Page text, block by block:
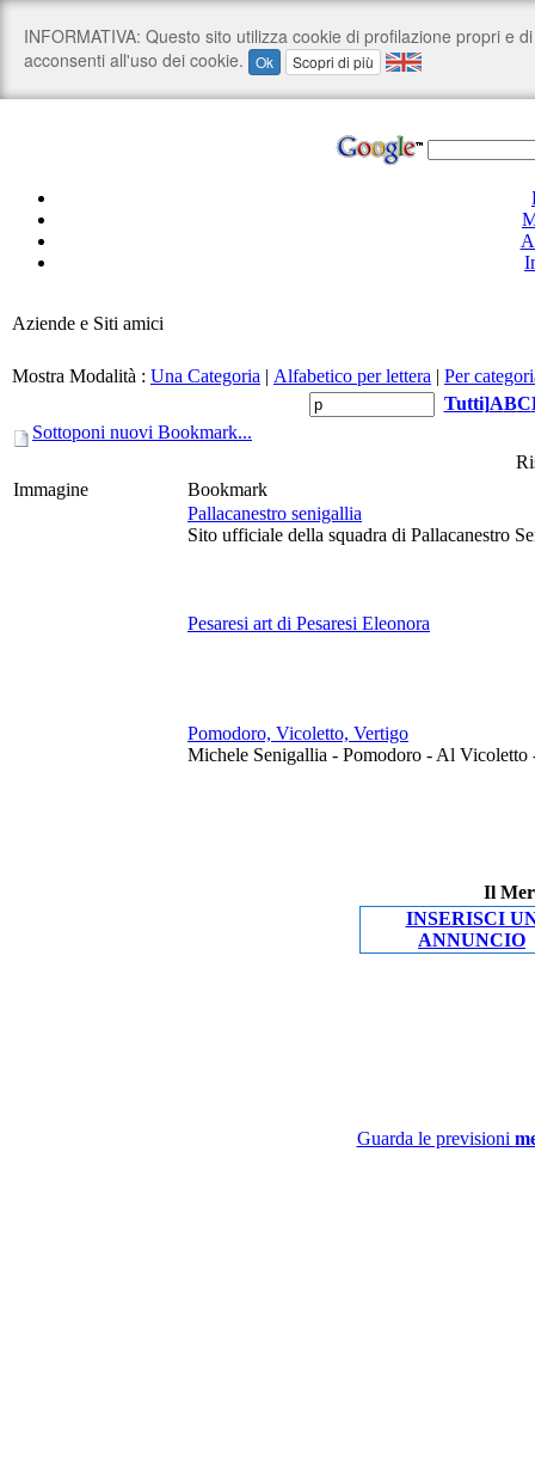
Aziende e Siti amici
Mostra Modalità : Una Categoria | Alfabetico per lettera | Per
Tutti]ABC
Sottoponi nuovi Bookmark...
Immagine
Bookmark
Pallacanestro senigallia
Sito ufficiale della squadra di Pallacanestro
Pesaresi art di Pesaresi Eleonora
Pomodoro, Vicoletto, Vertigo
Michele Senigallia - Pomodoro - Al Vicoletto
Il
INSERISCI
ANNUNCIO
Guarda le previsioni